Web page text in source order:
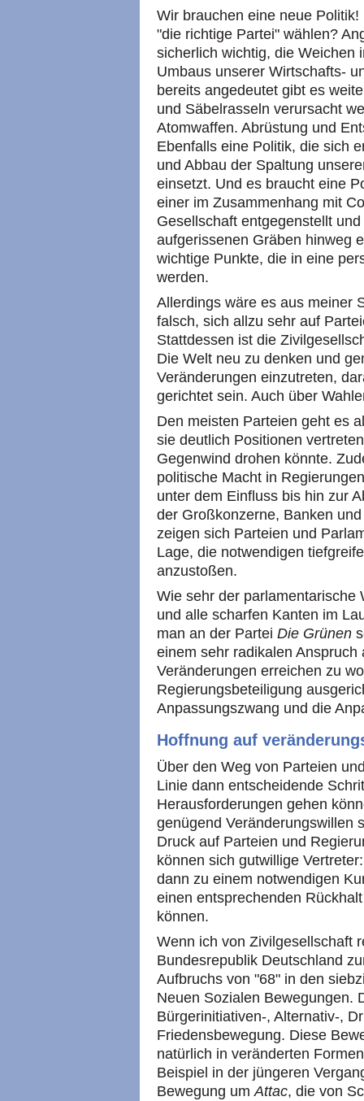
Wir brauchen eine neue
"die richtige Partei" wählen?
sicherlich wichtig, die Weichen
Umbaus unserer Wirtschafts-
bereits angedeutet gibt es
und Säbelrasseln verursacht
Atomwaffen. Abrüstung und
Ebenfalls eine Politik, die sich
und Abbau der Spaltung
einsetzt. Und es braucht eine
einer im Zusammenhang mit
Gesellschaft entgegenstellt
aufgerissenen Gräben hinweg
wichtige Punkte, die in eine
werden.
Allerdings wäre es aus meiner
falsch, sich allzu sehr auf
Stattdessen ist die
Die Welt neu zu denken und
Veränderungen einzutreten,
gerichtet sein. Auch über
Den meisten Parteien geht es
sie deutlich Positionen
Gegenwind drohen könnte.
politische Macht in
unter dem Einfluss bis hin zur
der Großkonzerne, Banken
zeigen sich Parteien und
Lage, die notwendigen
anzustoßen.
Wie sehr der parlamentarische
und alle scharfen Kanten im
man an der Partei Die Grünen
einem sehr radikalen
Veränderungen erreichen zu
Regierungsbeteiligung
Anpassungszwang und die
Hoffnung auf
Über den Weg von Parteien
Linie dann entscheidende
Herausforderungen gehen
genügend Veränderungswillen
Druck auf Parteien und
können sich gutwillige
dann zu einem notwendigen
einen entsprechenden
können.
Wenn ich von Zivilgesellschaft
Bundesrepublik Deutschland
Aufbruchs von "68" in den
Neuen Sozialen Bewegungen.
Bürgerinitiativen-, Alternativ-,
Friedensbewegung. Diese
natürlich in veränderten
Beispiel in der jüngeren
Bewegung umAttac, die von